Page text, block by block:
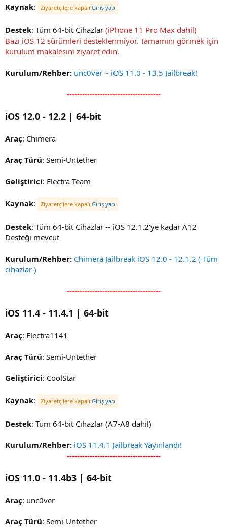
Kaynak: Ziyaretçilere kapalı Giriş yap
Destek: Tüm 64-bit Cihazlar (iPhone 11 Pro Max dahil)
Bazı iOS 12 sürümleri desteklenmiyor. Tamamını görmek için
kurulum makalesini ziyaret edin.
Kurulum/Rehber: unc0ver ~ iOS 11.0 - 13.5 Jailbreak!
-------------------------------------
iOS 12.0 - 12.2 | 64-bit
Araç: Chimera
Araç Türü: Semi-Untether
Geliştirici: Electra Team
Kaynak: Ziyaretçilere kapalı Giriş yap
Destek: Tüm 64-bit Cihazlar -- iOS 12.1.2'ye kadar A12
Desteği mevcut
Kurulum/Rehber: Chimera Jailbreak iOS 12.0 - 12.1.2 ( Tüm
cihazlar )
-------------------------------------
iOS 11.4 - 11.4.1 | 64-bit
Araç: Electra1141
Araç Türü: Semi-Untether
Geliştirici: CoolStar
Kaynak: Ziyaretçilere kapalı Giriş yap
Destek: Tüm 64-bit Cihazlar (A7-A8 dahil)
Kurulum/Rehber: iOS 11.4.1 Jailbreak Yayınlandı!
-------------------------------------
iOS 11.0 - 11.4b3 | 64-bit
Araç: unc0ver
Araç Türü: Semi-Untether